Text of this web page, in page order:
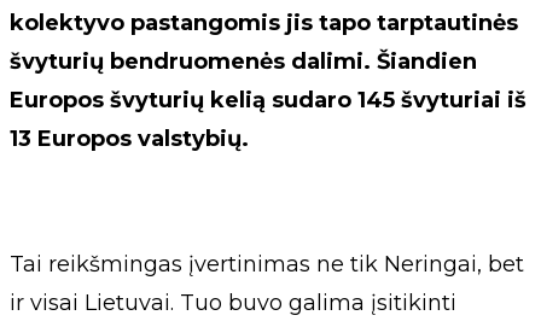
kolektyvo pastangomis jis tapo tarptautinės
švyturių bendruomenės dalimi. Šiandien
Europos švyturių kelią sudaro 145 švyturiai iš
13 Europos valstybių.
Tai reikšmingas įvertinimas ne tik Neringai, bet
ir visai Lietuvai. Tuo buvo galima įsitikinti